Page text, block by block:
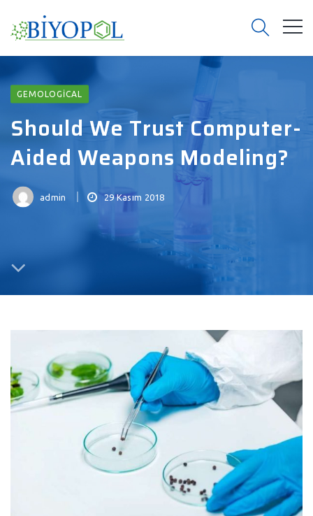
GEMOLOGICAL
Should We Trust Computer-
Aided Weapons Modeling?
admin 29 Kasım 2018